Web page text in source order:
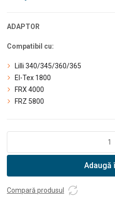
ADAPTOR
Compatibil cu:
Lilli 340/345/360/365
El-Tex 1800
FRX 4000
FRZ 5800
adaptor
lucru
Adaugă
Compară produsul